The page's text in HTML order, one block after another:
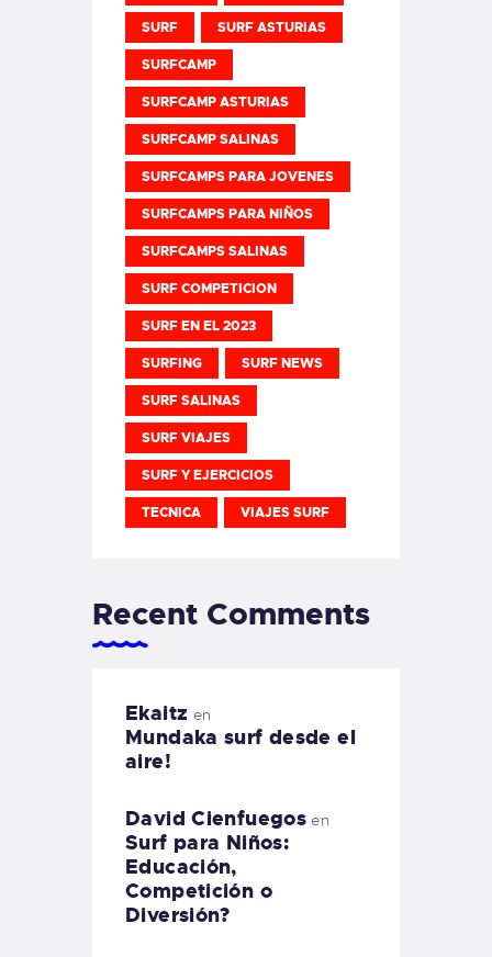
SURF SURF ASTURIAS
SURFCAMP
SURFCAMP ASTURIAS
SURFCAMP SALINAS
SURFCAMPS PARA JOVENES
SURFCAMPS PARA NIÑOS
SURFCAMPS SALINAS
SURF COMPETICION
SURF EN EL 2023
SURFING SURF NEWS
SURF SALINAS
SURF VIAJES
SURF Y EJERCICIOS
TECNICA VIAJES SURF
Recent Comments
Ekaitz en
Mundaka surf desde el
aire!
David Cienfuegos en
Surf para Niños:
Educación,
Competición o
Diversión?